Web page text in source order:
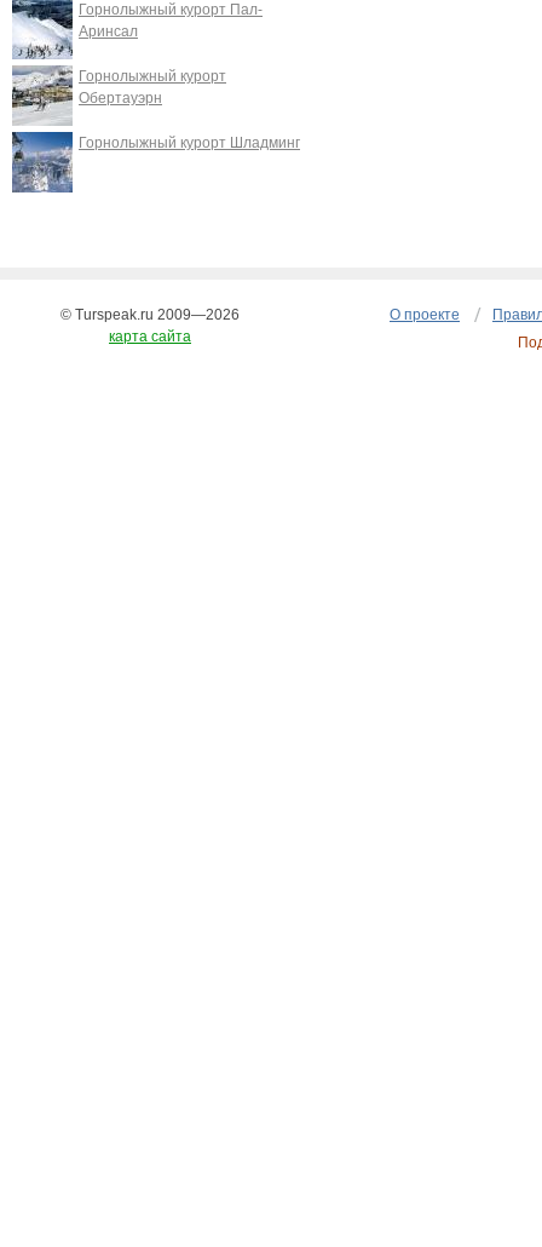
Горнолыжный курорт Пал-
Аринсал
Горнолыжный курорт
Обертауэрн
Горнолыжный курорт Шладминг
О проекте
© Turspeak.ru 2009—2026
карта сайта